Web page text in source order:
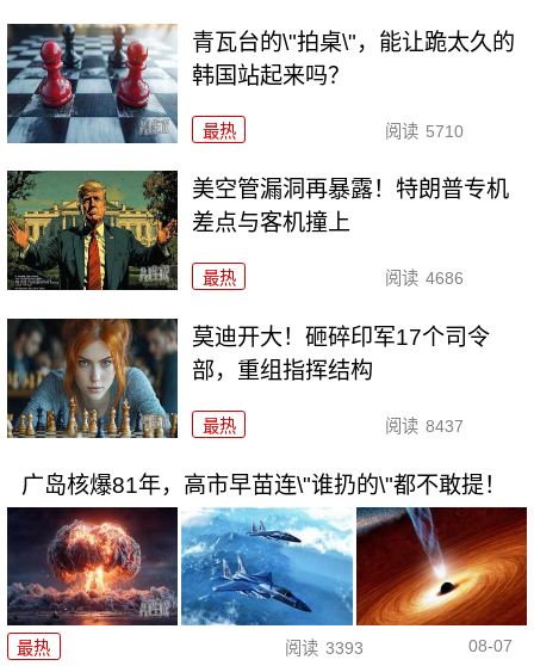
青瓦台的\"拍桌\"，能让跪太久的
韩国站起来吗？
最热 阅读 5710
美空管漏洞再暴露！特朗普专机
差点与客机撞上
最热 阅读 4686
莫迪开大！砸碎印军17个司令
部，重组指挥结构
最热 阅读 8437
广岛核爆81年，高市早苗连\"谁扔的\"都不敢提！
最热 阅读 3393 08-07